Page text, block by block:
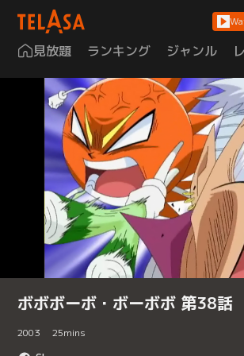
見放題 ランキング ジャンル
ボボボーボ・ボーボボ 第38話
2003 25mins